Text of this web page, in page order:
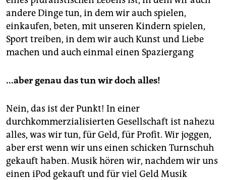
andere Dinge tun, in dem wir auch spielen,
einkaufen, beten, mit unseren Kindern spielen,
Sport treiben, in dem wir auch Kunst und Liebe
machen und auch einmal einen Spaziergang
...aber genau das tun wir doch alles!
Nein, das ist der Punkt! In einer
durchkommerzialisierten Gesellschaft ist nahezu
alles, was wir tun, für Geld, für Profit. Wir joggen,
aber erst wenn wir uns einen schicken Turnschuh
gekauft haben. Musik hören wir, nachdem wir uns
einen iPod gekauft und für viel Geld Musik